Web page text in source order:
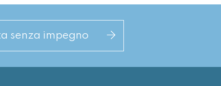
senza impegno